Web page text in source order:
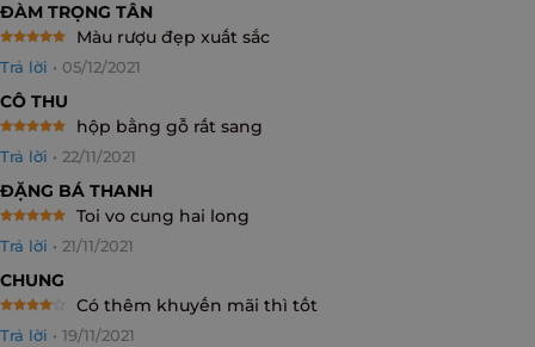
ĐÀM TRỌNG TÂN
out of 5
Màu rượu đẹp xuất sắc
Trả lời • 05/12/2021
CÔ THU
out of 5
hộp bằng gỗ rất sang
Trả lời • 22/11/2021
ĐẶNG BÁ THANH
out of 5
Toi vo cung hai long
Trả lời • 21/11/2021
CHUNG
out of 5
Có thêm khuyến mãi thì tốt
Trả lời • 19/11/2021